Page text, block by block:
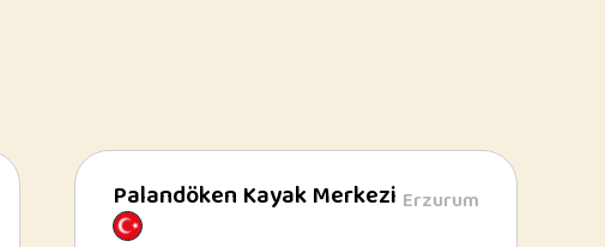
Palandöken
Kayak
Palandöken Kayak Merkezi Erzurum